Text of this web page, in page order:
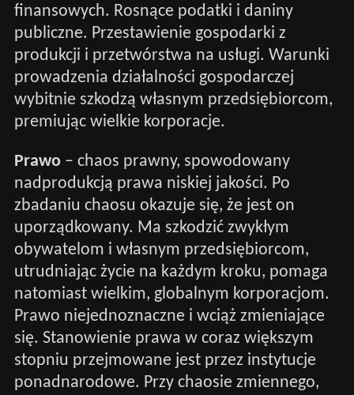
finansowych. Rosnące podatki i daniny
publiczne. Przestawienie gospodarki z
produkcji i przetwórstwa na usługi. Warunki
prowadzenia działalności gospodarczej
wybitnie szkodzą własnym przedsiębiorcom,
premiując wielkie korporacje.
Prawo– chaos prawny, spowodowany
nadprodukcją prawa niskiej jakości. Po
zbadaniu chaosu okazuje się, że jest on
uporządkowany. Ma szkodzić zwykłym
obywatelom i własnym przedsiębiorcom,
utrudniając życie na każdym kroku, pomaga
natomiast wielkim, globalnym korporacjom.
Prawo niejednoznaczne i wciąż zmieniające
się. Stanowienie prawa w coraz większym
stopniu przejmowane jest przez instytucje
ponadnarodowe. Przy chaosie zmiennego,